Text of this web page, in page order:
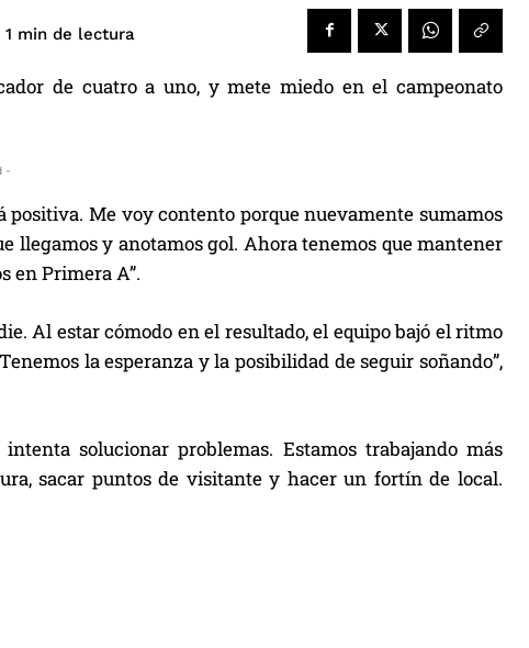
min de lectura
de cuatro a uno, y mete miedo en el campeonato
-
positiva. Me voy contento porque nuevamente sumamos
llegamos y anotamos gol. Ahora tenemos que mantener
en Primera A”.
Al estar cómodo en el resultado, el equipo bajó el ritmo
la esperanza y la posibilidad de seguir soñando”,
solucionar problemas. Estamos trabajando más
sacar puntos de visitante y hacer un fortín de local.